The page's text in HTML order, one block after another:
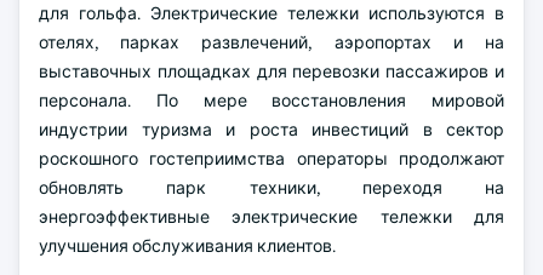
для гольфа. Электрические тележки используются в
отелях, парках развлечений, аэропортах и на
выставочных площадках для перевозки пассажиров и
персонала. По мере восстановления мировой
индустрии туризма и роста инвестиций в сектор
роскошного гостеприимства операторы продолжают
обновлять парк техники, переходя на
энергоэффективные электрические тележки для
улучшения обслуживания клиентов.